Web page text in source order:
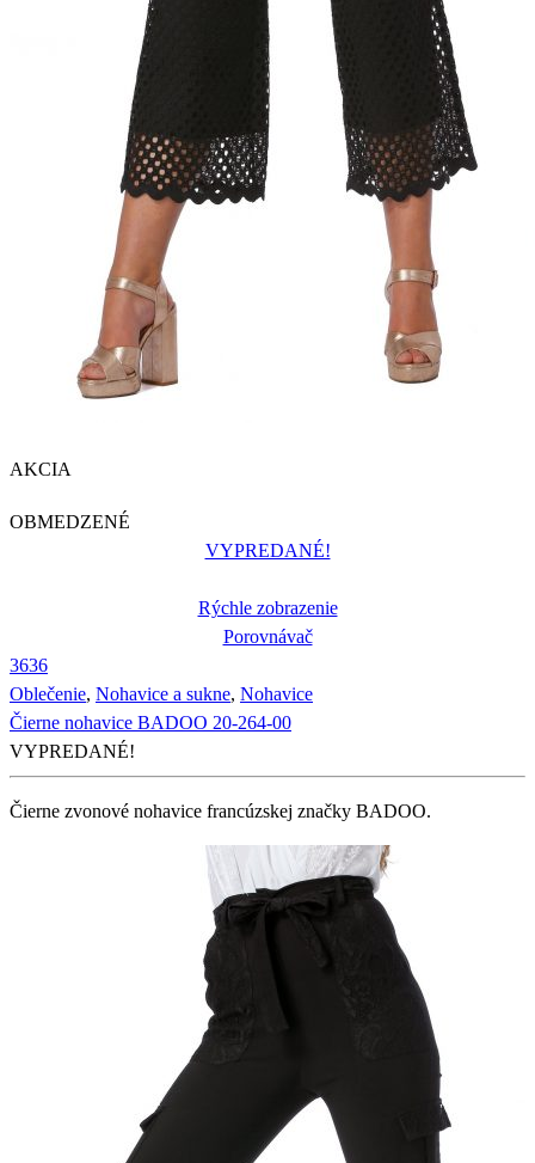
AKCIA
OBMEDZENÉ
VYPREDANÉ!
Rýchle zobrazenie
Porovnávač
3636
Oblečenie, Nohavice a sukne, Nohavice
Čierne nohavice BADOO 20-264-00
VYPREDANÉ!
Čierne zvonové nohavice francúzskej značky BADOO.